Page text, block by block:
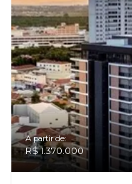
A partir de:
R$ 1.370.000